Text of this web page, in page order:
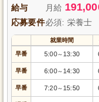
給与 月給
応募要件必須: 栄養士
就業時間
早番 5:00～ 13:30
早番 6:00～ 14:30
早番 7:20～ 15:50